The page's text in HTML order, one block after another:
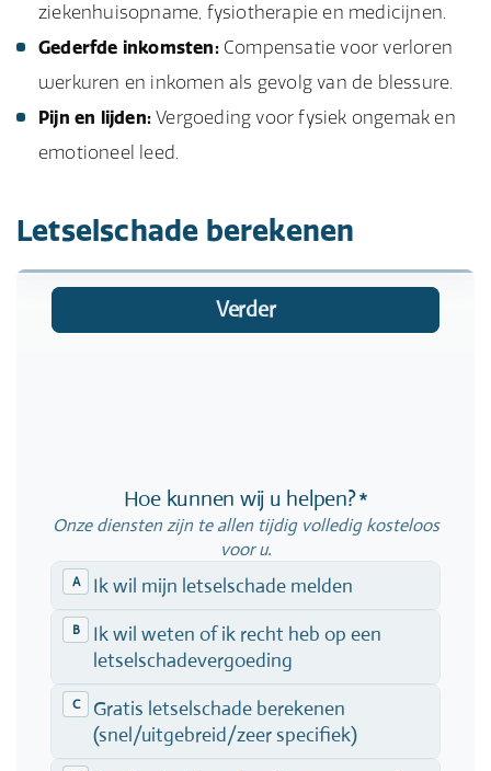
ziekenhuisopname, fysiotherapie en medicijnen.
Gederfde inkomsten:Compensatie voor verloren
werkuren en inkomen als gevolg van de blessure.
Pijn en lijden: Vergoeding voor fysiek ongemak en
emotioneel leed.
Letselschade berekenen